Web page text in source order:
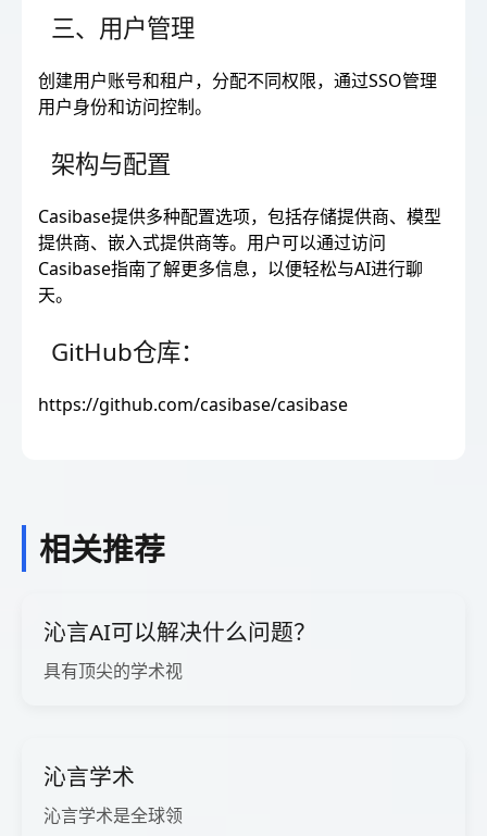
三、用户管理
创建用户账号和租户，分配不同权限，通过SSO管理
用户身份和访问控制。
架构与配置
Casibase提供多种配置选项，包括存储提供商、模型
提供商、嵌入式提供商等。用户可以通过访问
Casibase指南了解更多信息，以便轻松与AI进行聊
天。
GitHub仓库：
https://github.com/casibase/casibase
相关推荐
沁言AI可以解决什么问题？
具有顶尖的学术视
沁言学术
沁言学术是全球领